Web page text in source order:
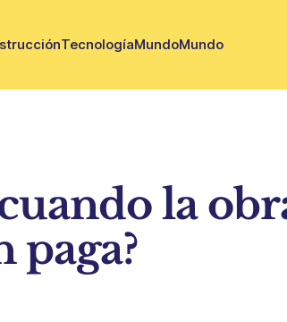
TecnologíaMundoMundo
la
paga?